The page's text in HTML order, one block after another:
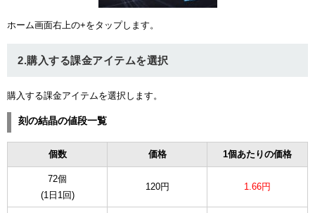
ホーム画面右上の+をタップします。
2.購入する課金アイテムを選択
購入する課金アイテムを選択します。
刻の結晶の値段一覧
個数 価格 1個あたりの価格
72個
(1日1回)
120円 1.66円